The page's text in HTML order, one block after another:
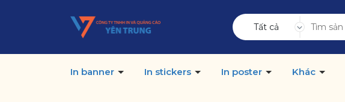
Tất cả
In banner In stickers In poster Khác